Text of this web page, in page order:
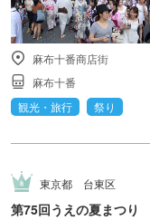
麻布十番商店街
麻布十番
観光・旅行
祭り
東京都 台東区
第75回うえの夏まつり